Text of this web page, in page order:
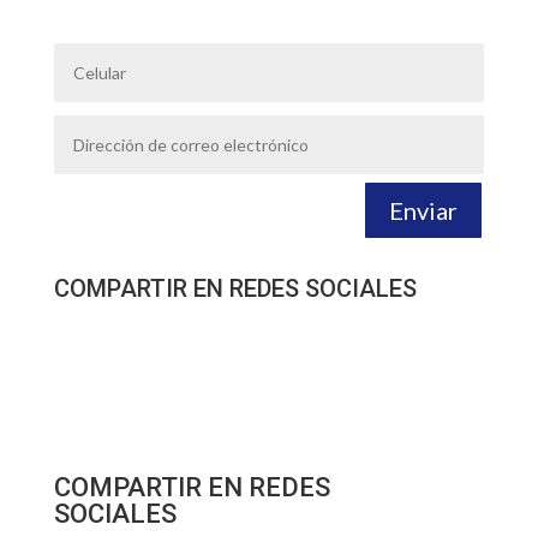
Enviar
COMPARTIR EN REDES SOCIALES
COMPARTIR EN REDES
SOCIALES